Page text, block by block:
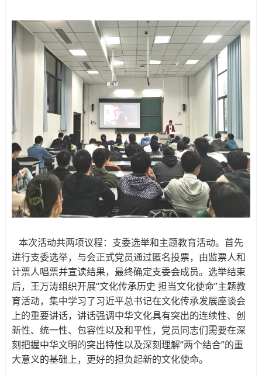
本次活动共两项议程：支委选举和主题教育活动。首先
进行支委选举，与会正式党员通过匿名投票，由监票人和
计票人唱票并宣读结果，最终确定支委会成员。选举结束
后，王万涛组织开展“文化传承历史 担当文化使命”主题教
育活动，集中学习了习近平总书记在文化传承发展座谈会
上的重要讲话，讲话强调中华文化具有突出的连续性、创
新性、统一性、包容性以及和平性，党员同志们需要在深
刻把握中华文明的突出特性以及深刻理解“两个结合”的重
大意义的基础上，更好的担负起新的文化使命。